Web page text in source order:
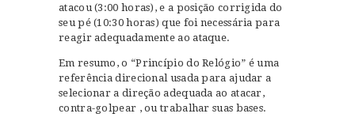
atacou (3:00 horas), e a posição corrigida do
seu pé (10:30 horas) que foi necessária para
reagir adequadamente ao ataque.
Em resumo, o “Princípio do Relógio” é uma
referência direcional usada para ajudar a
selecionar a direção adequada ao atacar,
contra-golpear , ou trabalhar suas bases.